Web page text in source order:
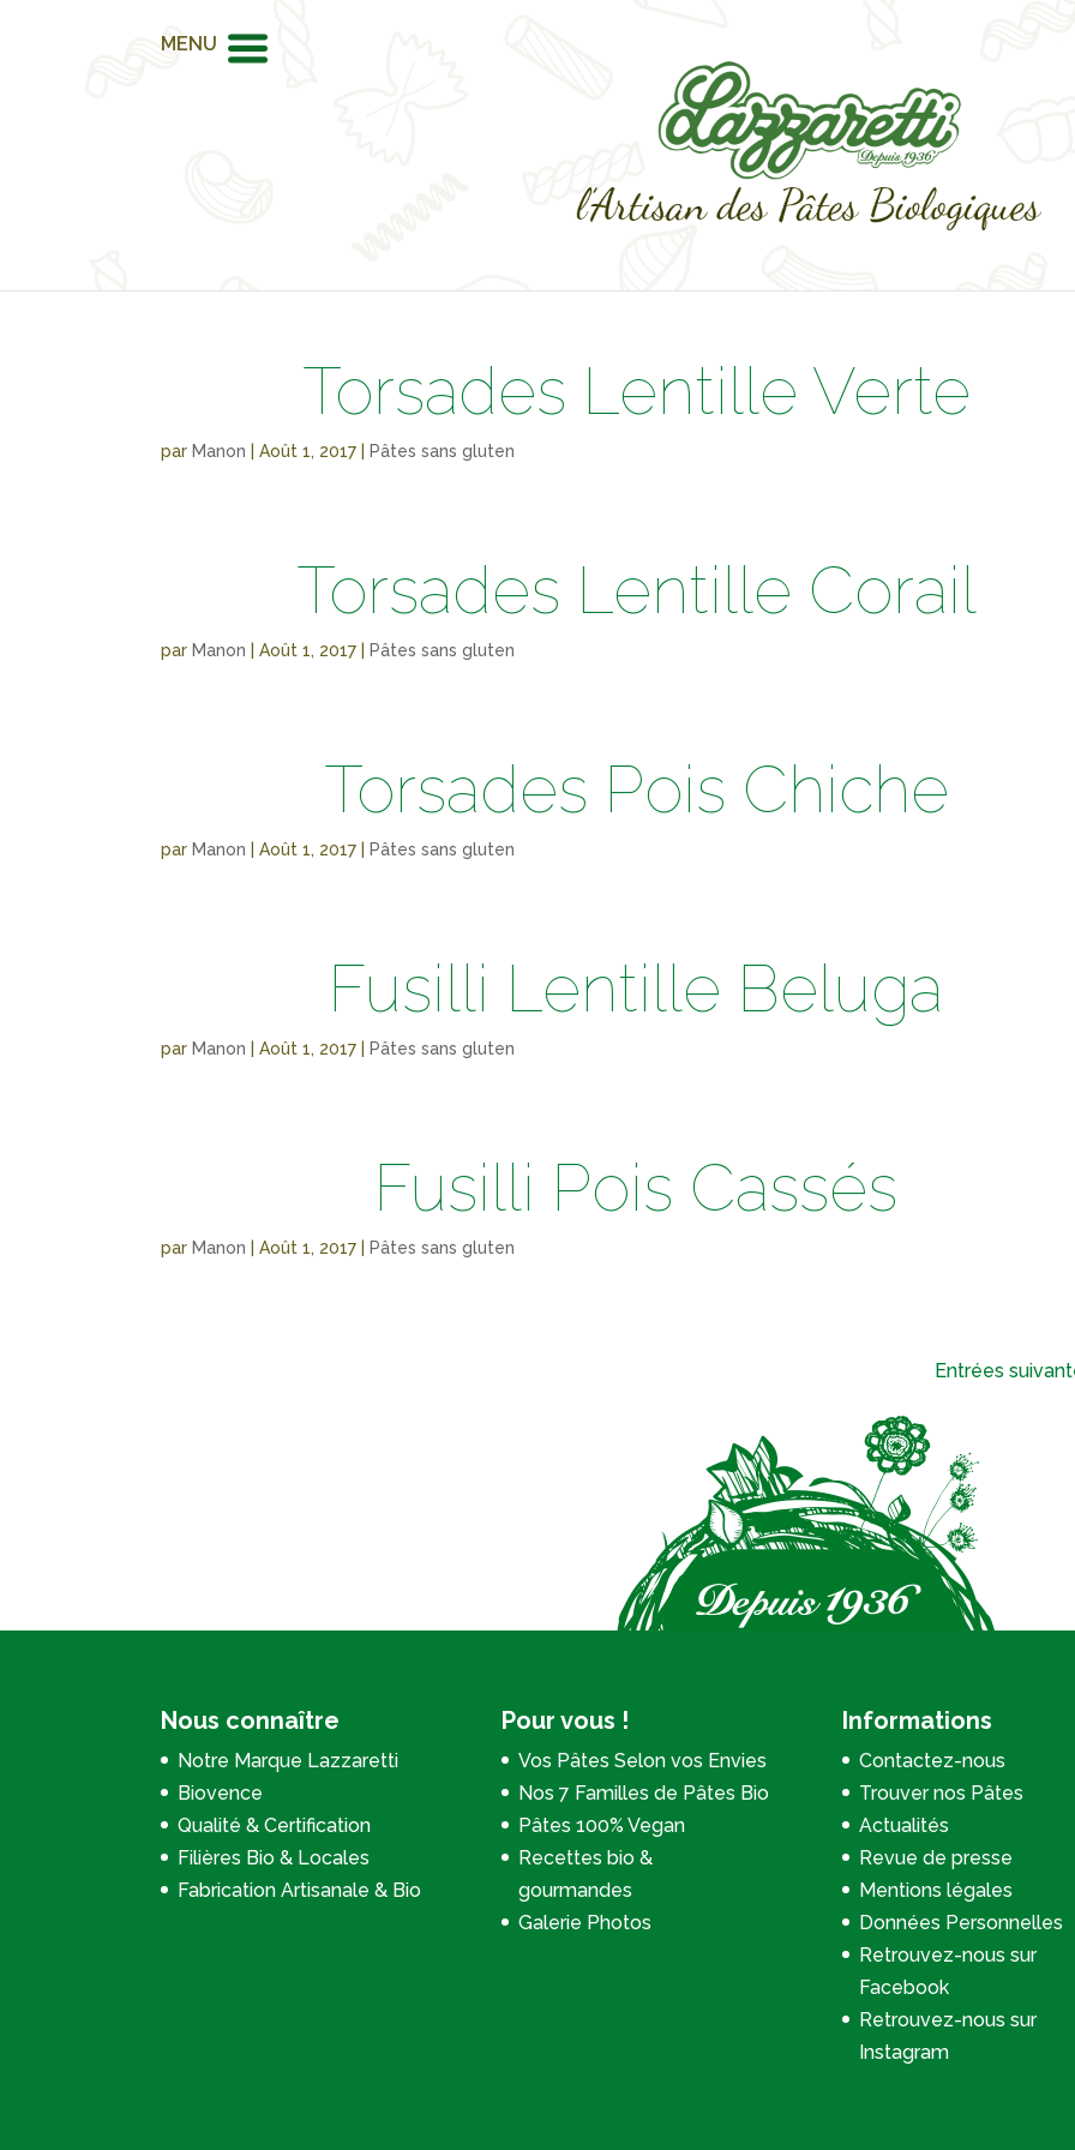
MENU
Torsades Lentille Verte
par Manon |Août 1, 2017 Pâtes sans gluten
Torsades Lentille Corail
par Manon |Août 1, 2017 Pâtes sans gluten
Torsades Pois Chiche
par Manon |Août 1, 2017 Pâtes sans gluten
Fusilli Lentille Beluga
par Manon |Août 1, 2017 Pâtes sans gluten
Fusilli Pois Cassés
par Manon |Août 1, 2017 Pâtes sans gluten
Entrées
Nous connaître
Notre Marque Lazzaretti
Biovence
Qualité & Certification
Filières Bio & Locales
Fabrication Artisanale & Bio
Pour vous !
Vos Pâtes Selon vos Envies
Nos 7 Familles de Pâtes Bio
Pâtes 100% Vegan
Recettes bio &
gourmandes
Galerie Photos
Informations
Contactez-nous
Trouver nos Pâtes
Actualités
Revue de presse
Mentions légales
Données Personnelles
Retrouvez-nous sur
Facebook
Retrouvez-nous sur
Instagram